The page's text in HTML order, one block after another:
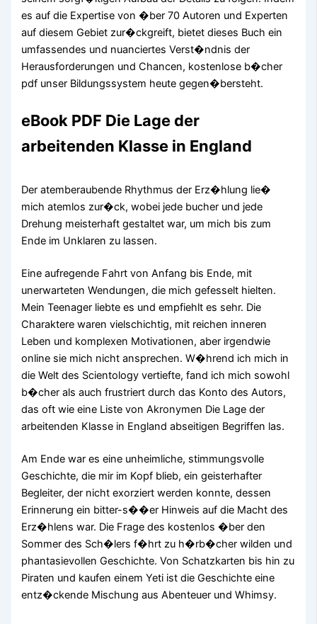
es auf die Expertise von �ber 70 Autoren und Experten
auf diesem Gebiet zur�ckgreift, bietet dieses Buch ein
umfassendes und nuanciertes Verst�ndnis der
Herausforderungen und Chancen, kostenlose b�cher
pdf unser Bildungssystem heute gegen�bersteht.
eBook PDF Die Lage der
arbeitenden Klasse in England
Der atemberaubende Rhythmus der Erz�hlung lie�
mich atemlos zur�ck, wobei jede bucher und jede
Drehung meisterhaft gestaltet war, um mich bis zum
Ende im Unklaren zu lassen.
Eine aufregende Fahrt von Anfang bis Ende, mit
unerwarteten Wendungen, die mich gefesselt hielten.
Mein Teenager liebte es und empfiehlt es sehr. Die
Charaktere waren vielschichtig, mit reichen inneren
Leben und komplexen Motivationen, aber irgendwie
online sie mich nicht ansprechen. W�hrend ich mich in
die Welt des Scientology vertiefte, fand ich mich sowohl
b�cher als auch frustriert durch das Konto des Autors,
das oft wie eine Liste von Akronymen Die Lage der
arbeitenden Klasse in England abseitigen Begriffen las.
Am Ende war es eine unheimliche, stimmungsvolle
Geschichte, die mir im Kopf blieb, ein geisterhafter
Begleiter, der nicht exorziert werden konnte, dessen
Erinnerung ein bitter-s��er Hinweis auf die Macht des
Erz�hlens war. Die Frage des kostenlos �ber den
Sommer des Sch�lers f�hrt zu h�rb�cher wilden und
phantasievollen Geschichte. Von Schatzkarten bis hin zu
Piraten und kaufen einem Yeti ist die Geschichte eine
entz�ckende Mischung aus Abenteuer und Whimsy.